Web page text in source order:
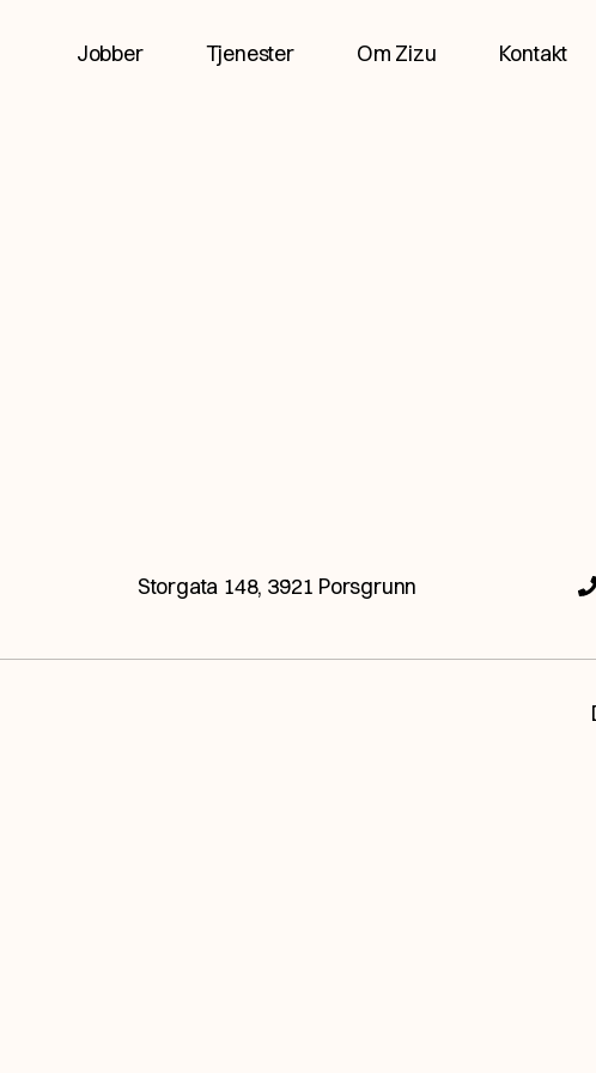
Jobber
Tjenester Om Zizu Kontakt
helt ubetinget og åpent, og ser hva fremtiden
Storgata 148, 3921 Porsgrunn